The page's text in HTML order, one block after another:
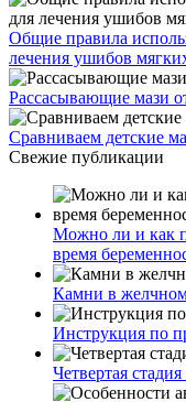
Общие правила
лечения ушибов
Рассасывающие мази
Сравниваем детские
Свежие публикации
Можно ли и как
время
Камни в
Инструкция по
Четвертая